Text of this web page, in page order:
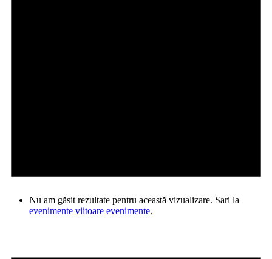
Nu am găsit rezultate pentru această vizualizare. Sari la
evenimente viitoare evenimente.